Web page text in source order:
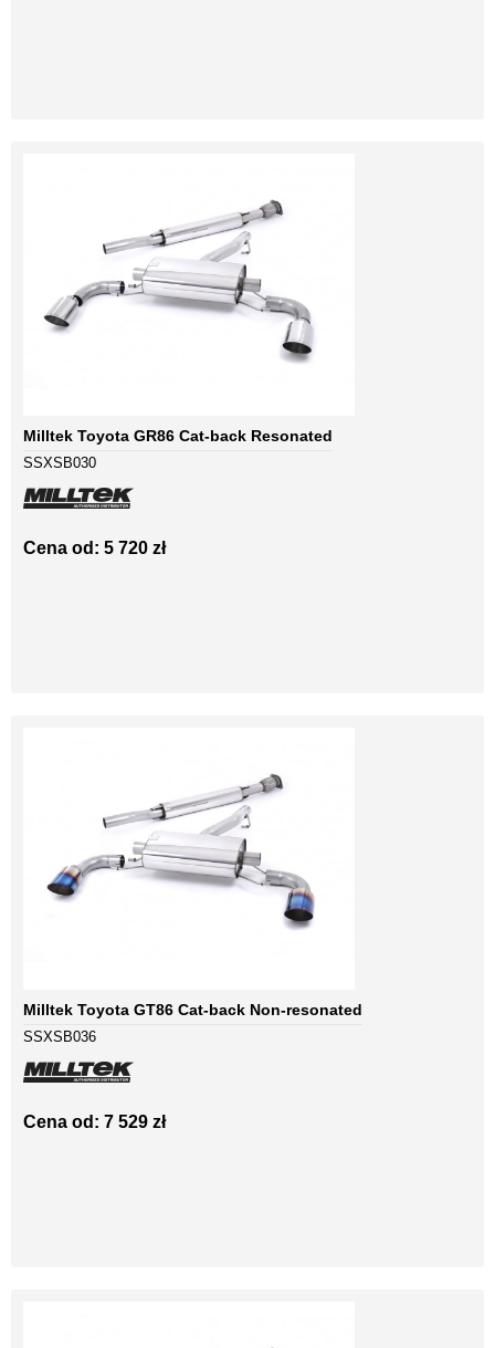
Milltek Toyota GR86 Cat-back Resonated
SSXSB030
Cena od: 5 720 zł
Milltek Toyota GT86 Cat-back Non-resonated
SSXSB036
Cena od: 7 529 zł